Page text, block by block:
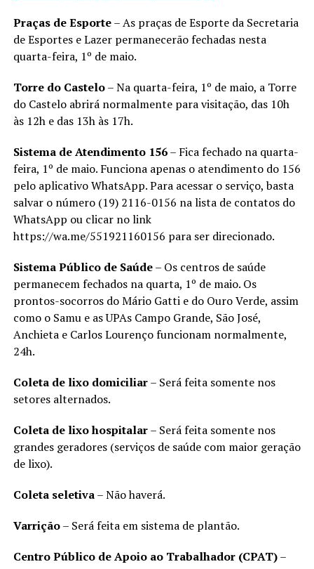
Praças de Esporte– As praças de Esporte da Secretaria
de Esportes e Lazer permanecerão fechadas nesta
quarta-feira, 1º de maio.
Torre do Castelo– Na quarta-feira, 1º de maio, a Torre
do Castelo abrirá normalmente para visitação, das 10h
às 12h e das 13h às 17h.
Sistema de Atendimento 156– Fica fechado na quarta-
feira, 1º de maio. Funciona apenas o atendimento do 156
pelo aplicativo WhatsApp. Para acessar o serviço, basta
salvar o número (19) 2116-0156 na lista de contatos do
WhatsApp ou clicar no link
https://wa.me/551921160156 para ser direcionado.
Sistema Público de Saúde– Os centros de saúde
permanecem fechados na quarta, 1º de maio. Os
prontos-socorros do Mário Gatti e do Ouro Verde, assim
como o Samu e as UPAs Campo Grande, São José,
Anchieta e Carlos Lourenço funcionam normalmente,
24h.
Coleta de lixo domiciliar– Será feita somente nos
setores alternados.
Coleta de lixo hospitalar– Será feita somente nos
grandes geradores (serviços de saúde com maior geração
de lixo).
Coleta seletiva– Não haverá.
Varrição– Será feita em sistema de plantão.
Centro Público de Apoio ao Trabalhador (CPAT)–